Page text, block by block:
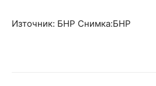
Източник: БНР Снимка:БНР